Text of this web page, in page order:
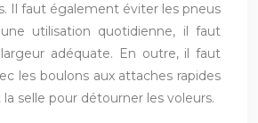
Il faut également éviter les pneus
utilisation quotidienne, il faut
adéquate. En outre, il faut
les boulons aux attaches rapides
selle pour détourner les voleurs.